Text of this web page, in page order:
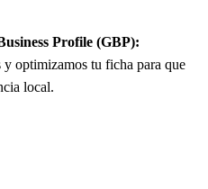
Profile (GBP):
optimizamos tu ficha para que
local.